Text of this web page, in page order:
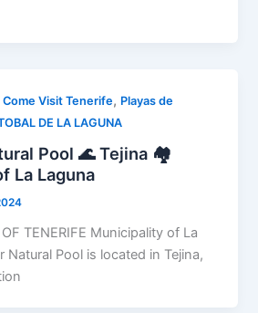
Visit Tenerife, Playas de
DE LA LAGUNA
Pool 🌊 Tejina 🏘️
La Laguna
TENERIFE Municipality of La
Natural Pool is located in Tejina,